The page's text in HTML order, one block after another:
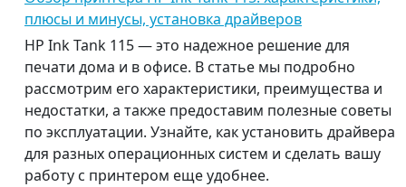
плюсы и минусы, установка драйверов
HP Ink Tank 115 — это надежное решение для
печати дома и в офисе. В статье мы подробно
рассмотрим его характеристики, преимущества и
недостатки, а также предоставим полезные советы
по эксплуатации. Узнайте, как установить драйвера
для разных операционных систем и сделать вашу
работу с принтером еще удобнее.